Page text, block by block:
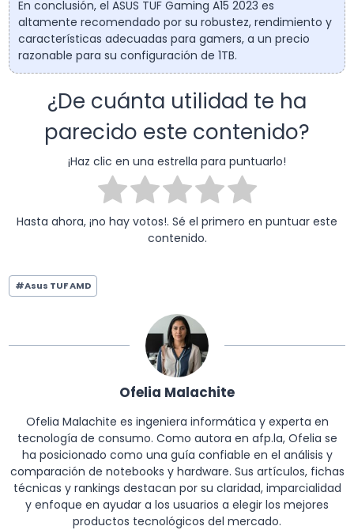
En conclusión, el ASUS TUF Gaming A15 2023 es
altamente recomendado por su robustez, rendimiento y
características adecuadas para gamers, a un precio
razonable para su configuración de 1TB.
¿De cuánta utilidad te ha
parecido este contenido?
¡Haz clic en una estrella para puntuarlo!
Hasta ahora, ¡no hay votos!. Sé el primero en puntuar este
contenido.
Etiquetas
de
#Asus TUF AMD
Ofelia Malachite
Ofelia Malachite es ingeniera informática y experta en
tecnología de consumo. Como autora en afp.la, Ofelia se
ha posicionado como una guía confiable en el análisis y
comparación de notebooks y hardware. Sus artículos, fichas
técnicas y rankings destacan por su claridad, imparcialidad
y enfoque en ayudar a los usuarios a elegir los mejores
productos tecnológicos del mercado.